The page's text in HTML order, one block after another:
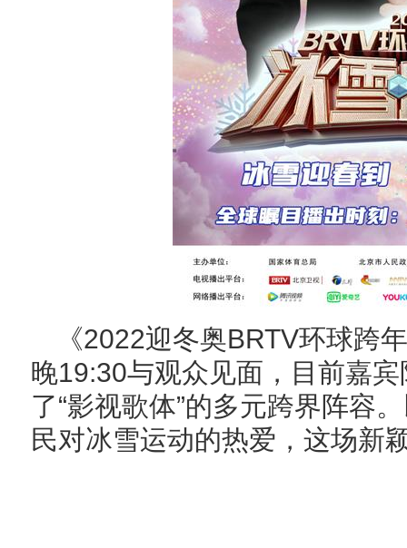
《2022迎冬奥BRTV环球跨
晚19:30与观众见面，目前嘉
了“影视歌体”的多元跨界阵容
民对冰雪运动的热爱，这场新